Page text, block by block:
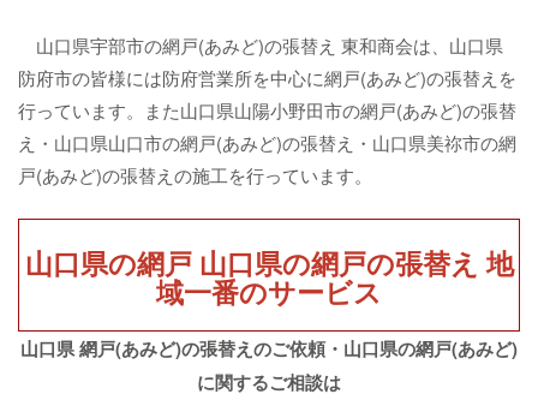
山口県宇部市の網戸(あみど)の張替え 東和商会は、山口県
防府市の皆様には防府営業所を中心に網戸(あみど)の張替えを
行っています。また山口県山陽小野田市の網戸(あみど)の張替
え・山口県山口市の網戸(あみど)の張替え・山口県美祢市の網
戸(あみど)の張替えの施工を行っています。
山口県の網戸 山口県の網戸の張替え 地
域一番のサービス
山口県 網戸(あみど)の張替えのご依頼・山口県の網戸(あみど)
に関するご相談は